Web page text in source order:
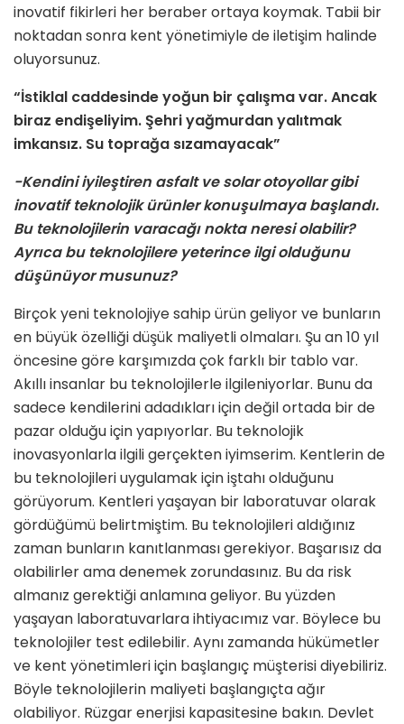
inovatif fikirleri her beraber ortaya koymak. Tabii bir
noktadan sonra kent yönetimiyle de iletişim halinde
oluyorsunuz.
“İstiklal caddesinde yoğun bir çalışma var. Ancak
biraz endişeliyim. Şehri yağmurdan yalıtmak
imkansız. Su toprağa sızamayacak”
-Kendini iyileştiren asfalt ve solar otoyollar gibi
inovatif teknolojik ürünler konuşulmaya başlandı.
Bu teknolojilerin varacağı nokta neresi olabilir?
Ayrıca bu teknolojilere yeterince ilgi olduğunu
düşünüyor musunuz?
Birçok yeni teknolojiye sahip ürün geliyor ve bunların
en büyük özelliği düşük maliyetli olmaları. Şu an 10 yıl
öncesine göre karşımızda çok farklı bir tablo var.
Akıllı insanlar bu teknolojilerle ilgileniyorlar. Bunu da
sadece kendilerini adadıkları için değil ortada bir de
pazar olduğu için yapıyorlar. Bu teknolojik
inovasyonlarla ilgili gerçekten iyimserim. Kentlerin de
bu teknolojileri uygulamak için iştahı olduğunu
görüyorum. Kentleri yaşayan bir laboratuvar olarak
gördüğümü belirtmiştim. Bu teknolojileri aldığınız
zaman bunların kanıtlanması gerekiyor. Başarısız da
olabilirler ama denemek zorundasınız. Bu da risk
almanız gerektiği anlamına geliyor. Bu yüzden
yaşayan laboratuvarlara ihtiyacımız var. Böylece bu
teknolojiler test edilebilir. Aynı zamanda hükümetler
ve kent yönetimleri için başlangıç müşterisi diyebiliriz.
Böyle teknolojilerin maliyeti başlangıçta ağır
olabiliyor. Rüzgar enerjisi kapasitesine bakın. Devlet